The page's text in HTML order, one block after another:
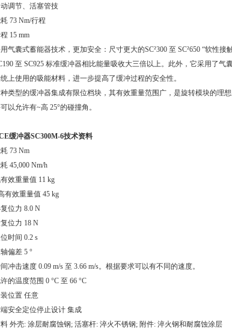
调节、活塞管技
73 Nm/行程
15 mm
气囊式蓄能器技术，更加安全：尺寸更大的SC²300 至 SC²650 “软性
至 SC925 标准缓冲器相比能量吸收大三倍以上。此外，它采用了
上使用的吸能材料，进一步提高了缓冲过程的安全性。
类型的缓冲器集成有限位档块，其有效重量范围广，是旋转模块的理
以允许有~高 25°的碰撞角。
缓冲器SC300M-6技术资料
73 Nm
45,000 Nm/h
效重量值 11 kg
有效重量值 45 kg
位力 8.0 N
位力 18 N
时间 0.2 s
偏差 5 °
冲击速度 0.09 m/s 至 3.66 m/s。根据要求可以有不同的速度。
的温度范围 0 °C 至 66 °C
位置 任意
安全定位停止设计 集成
外壳: 涂层耐腐蚀钢; 活塞杆: 淬火不锈钢; 附件: 淬火钢和耐腐蚀涂层